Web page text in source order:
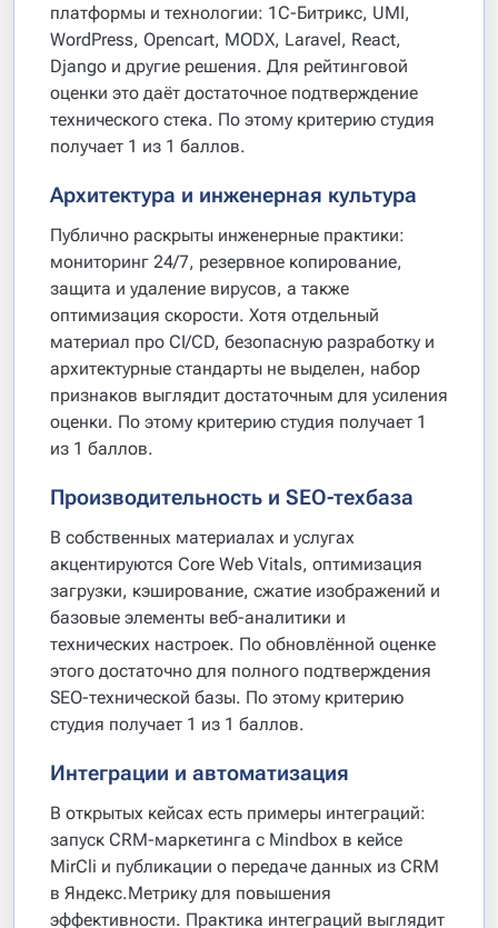
платформы и технологии: 1С-Битрикс, UMI,
WordPress, Opencart, MODX, Laravel, React,
Django и другие решения. Для рейтинговой
оценки это даёт достаточное подтверждение
технического стека. По этому критерию студия
получает 1 из 1 баллов.
Архитектура и инженерная культура
Публично раскрыты инженерные практики:
мониторинг 24/7, резервное копирование,
защита и удаление вирусов, а также
оптимизация скорости. Хотя отдельный
материал про CI/CD, безопасную разработку и
архитектурные стандарты не выделен, набор
признаков выглядит достаточным для усиления
оценки. По этому критерию студия получает 1
из 1 баллов.
Производительность и SEO-техбаза
В собственных материалах и услугах
акцентируются Core Web Vitals, оптимизация
загрузки, кэширование, сжатие изображений и
базовые элементы веб-аналитики и
технических настроек. По обновлённой оценке
этого достаточно для полного подтверждения
SEO-технической базы. По этому критерию
студия получает 1 из 1 баллов.
Интеграции и автоматизация
В открытых кейсах есть примеры интеграций:
запуск CRM-маркетинга с Mindbox в кейсе
MirCli и публикации о передаче данных из CRM
в Яндекс.Метрику для повышения
эффективности. Практика интеграций выглядит